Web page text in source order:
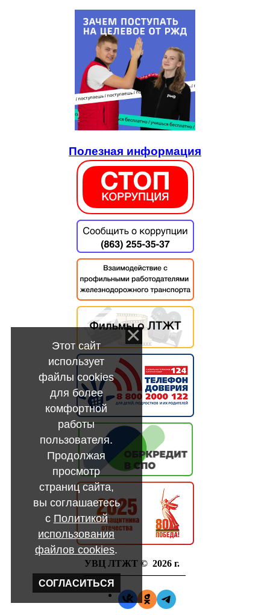
Полезная информация
УВЦ ЛТЖТ © 2026 г.
——————————–
Этот сайт
использует
файлы cookies
для более
комфортной
работы
пользователя.
Продолжая
просмотр
страниц сайта,
вы соглашаетесь
с Политикой
использования
файлов cookies.
СОГЛАСИТЬСЯ